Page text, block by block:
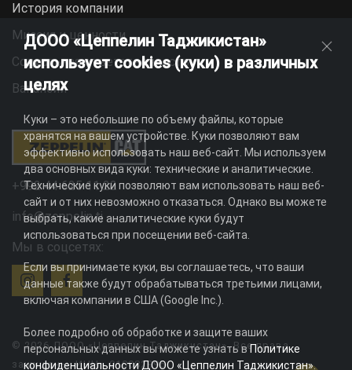
История компании
Миссия и ценности
Социальная ответственность
Вакансии
+992 44 625 11 22
info@zeppelin.tj
Мы в соцсетях:
© 2026 ДООО «Цеппелин Таджикистан». Все права
защищены. ИНН - 010082996
ДООО «Цеппелин Таджикистан»
использует cookies (куки) в различных
целях
Куки – это небольшие по объему файлы, которые
хранятся на вашем устройстве. Куки позволяют вам
эффективно использовать наш веб-сайт. Мы используем
два основных вида куки: технические и аналитические.
Технические куки позволяют вам использовать наш веб-
сайт и от них невозможно отказаться. Однако вы можете
выбрать, какие аналитические куки будут
использоваться при посещении веб-сайта.
Если вы принимаете куки, вы соглашаетесь, что ваши
данные также будут обрабатываться третьими лицами,
включая компании в США (Google Inc.).
Более подробно об обработке и защите ваших
персональных данных вы можете узнать вПолитике
конфиденциальности ДООО «Цеппелин Таджикистан».